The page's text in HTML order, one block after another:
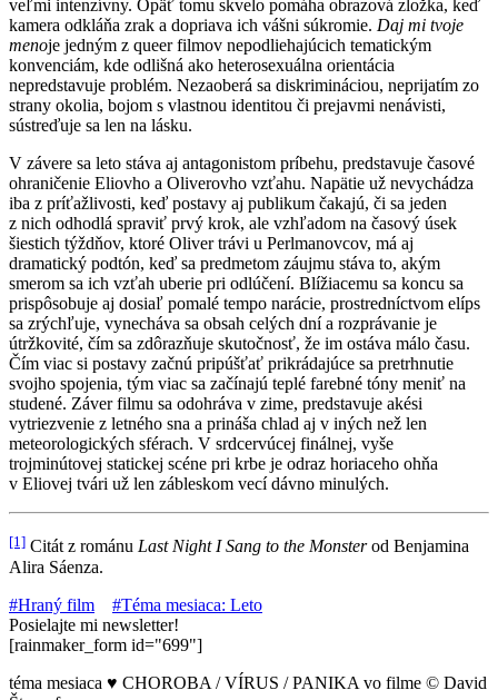
veľmi intenzívny. Opäť tomu skvelo pomáha obrazová zložka, keď
kamera odkláňa zrak a dopriava ich vášni súkromie. Daj mi tvoje
menoje jedným z queer filmov nepodliehajúcich tematickým
konvenciám, kde odlišná ako heterosexuálna orientácia
nepredstavuje problém. Nezaoberá sa diskrimináciou, neprijatím zo
strany okolia, bojom s vlastnou identitou či prejavmi nenávisti,
sústreďuje sa len na lásku.
V závere sa leto stáva aj antagonistom príbehu, predstavuje časové
ohraničenie Eliovho a Oliverovho vzťahu. Napätie už nevychádza
iba z príťažlivosti, keď postavy aj publikum čakajú, či sa jeden
z nich odhodlá spraviť prvý krok, ale vzhľadom na časový úsek
šiestich týždňov, ktoré Oliver trávi u Perlmanovcov, má aj
dramatický podtón, keď sa predmetom záujmu stáva to, akým
smerom sa ich vzťah uberie pri odlúčení. Blížiacemu sa koncu sa
prispôsobuje aj dosiaľ pomalé tempo narácie, prostredníctvom elíps
sa zrýchľuje, vynecháva sa obsah celých dní a rozprávanie je
útržkovité, čím sa zdôrazňuje skutočnosť, že im ostáva málo času.
Čím viac si postavy začnú pripúšťať prikrádajúce sa pretrhnutie
svojho spojenia, tým viac sa začínajú teplé farebné tóny meniť na
studené. Záver filmu sa odohráva v zime, predstavuje akési
vytriezvenie z letného sna a prináša chlad aj v iných než len
meteorologických sférach. V srdcervúcej finálnej, vyše
trojminútovej statickej scéne pri krbe je odraz horiaceho ohňa
v Eliovej tvári už len zábleskom vecí dávno minulých.
[1] Citát z románu Last Night I Sang to the Monsterod Benjamina
Alira Sáenza.
#Hraný film
#Téma mesiaca: Leto
Posielajte mi newsletter!
[rainmaker_form id="699"]
téma mesiaca ♥ CHOROBA / VÍRUS / PANIKA vo filme © David